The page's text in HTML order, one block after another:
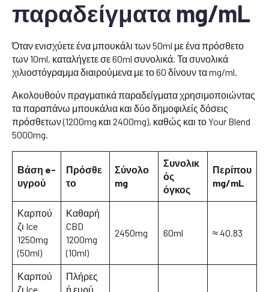
παραδείγματα mg/mL
Όταν ενισχύετε ένα μπουκάλι των 50ml με ένα πρόσθετο
των 10ml, καταλήγετε σε 60ml συνολικά. Τα συνολικά
χιλιοστόγραμμα διαιρούμενα με το 60 δίνουν τα mg/ml.
Ακολουθούν πραγματικά παραδείγματα χρησιμοποιώντας
τα παραπάνω μπουκάλια και δύο δημοφιλείς δόσεις
πρόσθετων (1200mg και 2400mg), καθώς και το Your Blend
5000mg.
Βάση e-
υγρού
Πρόσθε
το
Σύνολο
mg
Συνολικ
ός
όγκος
Περίπου
mg/mL
Καρπού
ζι Ice
1250mg
(50ml)
Καθαρή
CBD
1200mg
(10ml)
2450mg 60ml ≈ 40.83
Καρπού
ζι Ice
Πλήρες
ή ευρύ